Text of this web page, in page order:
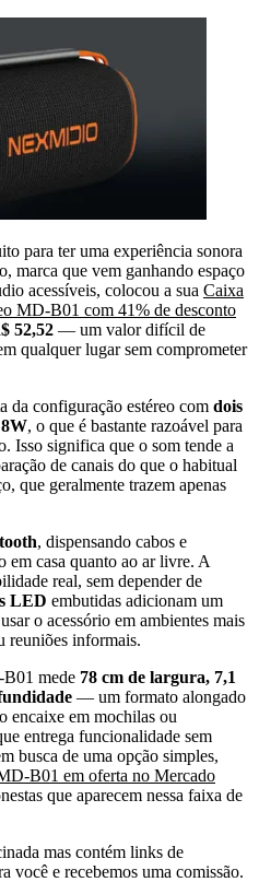
para ter uma experiência sonora
marca que vem ganhando espaço
acessíveis, colocou a sua Caixa
MD-B01 com 41% de desconto
52,52 — um valor difícil de
qualquer lugar sem comprometer
da configuração estéreo com dois
8W, o que é bastante razoável para
Isso significa que o som tende a
de canais do que o habitual
que geralmente trazem apenas
, dispensando cabos e
em casa quanto ao ar livre. A
real, sem depender de
LED embutidas adicionam um
o acessório em ambientes mais
reuniões informais.
B01 mede 78 cm de largura, 7,1
— um formato alongado
encaixe em mochilas ou
entrega funcionalidade sem
busca de uma opção simples,
B01 em oferta no Mercado
que aparecem nessa faixa de
mas contém links de
você e recebemos uma comissão.